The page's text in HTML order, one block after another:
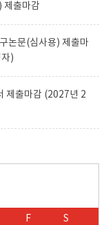
제출마감
논문(심사용) 제출마
)
제출마감 (2027년 2
F S